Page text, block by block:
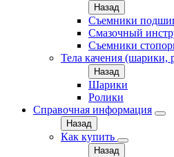
Назад
Съемники
Смазочный
Съемники
Тела качения (шарики,
Назад
Шарики
Ролики
Справочная информация
Назад
Как купить
Назад